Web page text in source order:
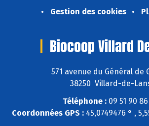
Gestion des cookies
Biocoop Villard
571 avenue du Général de
38250 Villard-de-
Téléphone : 09 51 90
Coordonnées GPS : 45,0749476 ° ,